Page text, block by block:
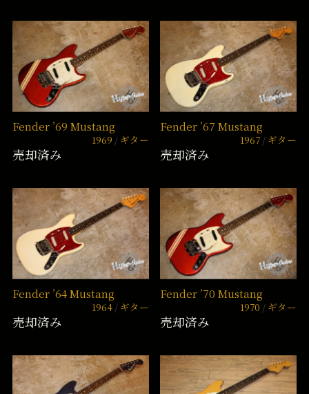
Fender ’69 Mustang
1969 ギター
売却済み
Fender ’67 Mustang
1967 ギター
売却済み
Fender ’64 Mustang
1964 ギター
売却済み
Fender ’70 Mustang
1970 ギター
売却済み